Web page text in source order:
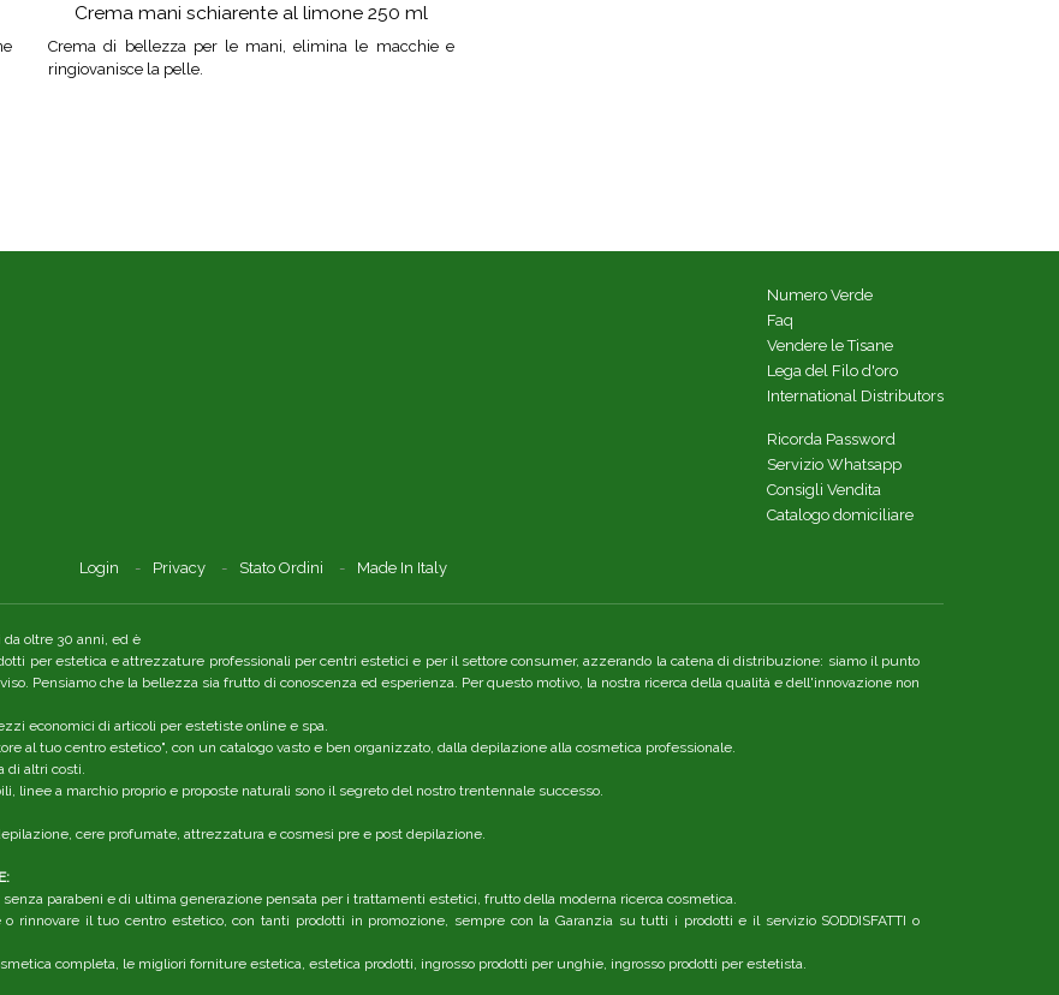
Crema mani schiarente al limone 250 ml
Crema di bellezza per le mani, elimina le macchie e
ringiovanisce la pelle.
Numero Verde
Faq
Vendere le Tisane
Lega del Filo d'oro
International Distributors
Ricorda Password
Servizio Whatsapp
Consigli Vendita
Catalogo domiciliare
Login Privacy Stato Ordini Made In Italy
oltre 30 anni, ed è
per estetica e attrezzature professionali per centri estetici e per il settore consumer, azzerando la catena di distribuzione: siamo il punto
Pensiamo che la bellezza sia frutto di conoscenza ed esperienza. Per questo motivo, la nostra ricerca della qualità e dell'innovazione non
economici di articoli per estetiste online e spa.
al tuo centro estetico", con un catalogo vasto e ben organizzato, dalla depilazione alla cosmetica professionale.
di altri costi.
linee a marchio proprio e proposte naturali sono il segreto del nostro trentennale successo.
cere profumate, attrezzatura e cosmesi pre e post depilazione.
parabeni e di ultima generazione pensata per i trattamenti estetici, frutto della moderna ricerca cosmetica.
o rinnovare il tuo centro estetico, con tanti prodotti in promozione, sempre con la Garanzia su tutti i prodotti e il servizio SODDISFATTI o
completa, le migliori forniture estetica, estetica prodotti, ingrosso prodotti per unghie, ingrosso prodotti per estetista.